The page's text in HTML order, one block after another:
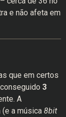
e não afeta em
que em certos
3
A
a música 8bit